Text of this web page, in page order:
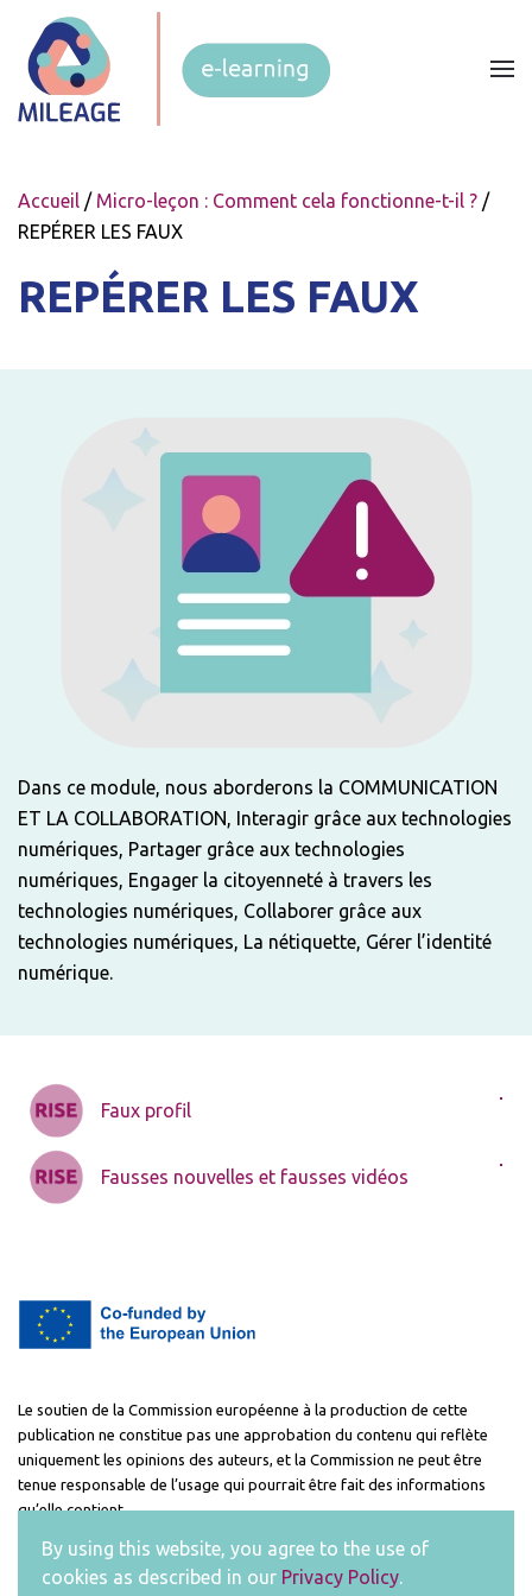
Accueil / Micro-leçon : Comment cela fonctionne-t-il ? /
REPÉRER LES FAUX
REPÉRER LES FAUX
Dans ce module, nous aborderons la COMMUNICATION
ET LA COLLABORATION, Interagir grâce aux technologies
numériques, Partager grâce aux technologies
numériques, Engager la citoyenneté à travers les
technologies numériques, Collaborer grâce aux
technologies numériques, La nétiquette, Gérer l’identité
numérique.
Faux profil
Fausses nouvelles et fausses vidéos
Le soutien de la Commission européenne à la production de cette
publication ne constitue pas une approbation du contenu qui reflète
uniquement les opinions des auteurs, et la Commission ne peut être
tenue responsable de l’usage qui pourrait être fait des informations
qu’elle contient.
Copyright ©2026 |Privacy
By using this website, you agree to the use of
cookies as described in our Privacy Policy.